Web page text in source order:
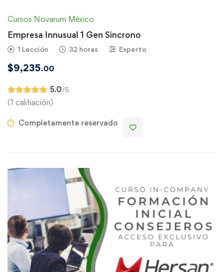
Cursos Novarum México
Empresa Innusual 1 Gen Sincrono
1 Lección 32 horas Experto
$9,235.00
5.0/5
(1 califiación)
Completamente reservado